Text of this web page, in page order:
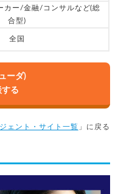
カー/金融/コンサルなど(総
合型)
全国
ーダ)
する
ェント・サイト一覧 」に戻る